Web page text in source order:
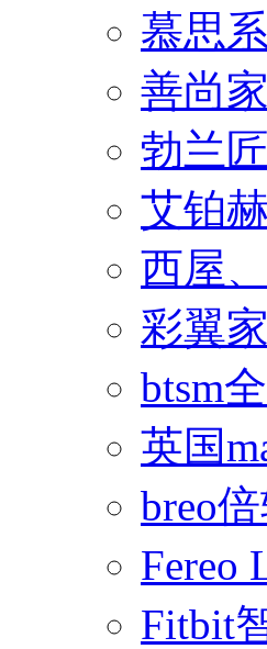
慕思
善尚
勃兰
艾铂
西屋
彩翼
btsm
英国
breo
Fereo
Fitbit